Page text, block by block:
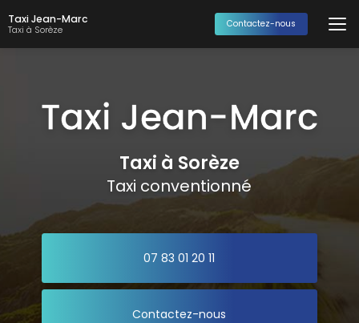
au
contenu
principal
Taxi Jean-Marc
Taxi à Sorèze Contactez-nous
Taxi à Sorèze
Taxi conventionné
07 83 01 20 11
Contactez-nous